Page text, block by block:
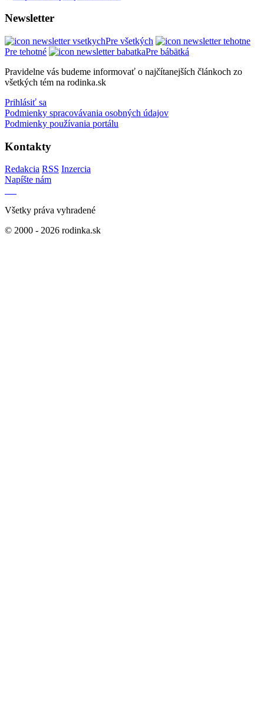
Newsletter
Pre všetkých
Pre tehotné
Pre bábätká
Pravidelne vás budeme informovať o najčítanejších článkoch zo
všetkých tém na rodinka.sk
Prihlásiť sa
Podmienky spracovávania osobných údajov
Podmienky používania portálu
Kontakty
Redakcia RSS Inzercia
Napíšte nám
Všetky práva vyhradené
© 2000 - 2026 rodinka.sk